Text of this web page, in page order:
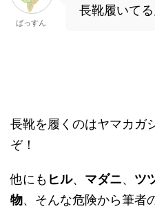
ばっすん
長靴履いて
長靴を履くのはヤマカガ
ぞ！
他にも ヒル、 マダニ、 ツ
物、そんな危険から筆者